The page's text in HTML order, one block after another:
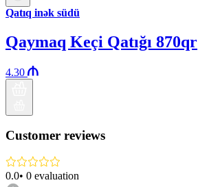
Qatıq inək südü
Qaymaq Keçi Qatığı 870qr
4.30
Customer reviews
0.0• 0 evaluation